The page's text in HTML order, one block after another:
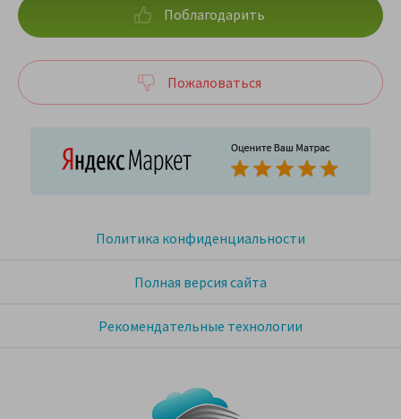
Политика конфиденциальности
Полная версия сайта
Рекомендательные технологии
Поблагодарить
Пожаловаться